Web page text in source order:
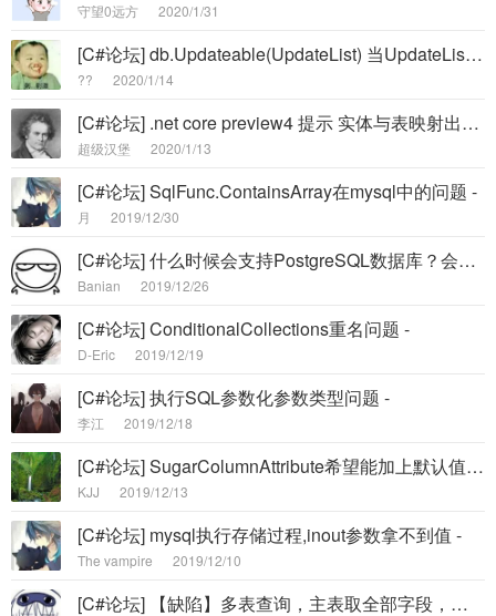
守望0远方 2020/1/31
[C#论坛] db.Updateable(UpdateList) 当UpdateList count=0 时抛出异常 -
?? 2020/1/14
[C#论坛] .net core preview4 提示 实体与表映射出错。Bad IL format -
超级汉堡 2020/1/13
[C#论坛] SqlFunc.ContainsArray在mysql中的问题 -
月 2019/12/30
[C#论坛] 什么时候会支持PostgreSQL数据库？会考虑吗 -
Banian 2019/12/26
[C#论坛] ConditionalCollections重名问题 -
D-Eric 2019/12/19
[C#论坛] 执行SQL参数化参数类型问题 -
李江 2019/12/18
[C#论坛] SugarColumnAttribute希望能加上默认值的属性，以便Code First初始化表时有默认值 -
KJJ 2019/12/13
[C#论坛] mysql执行存储过程,inout参数拿不到值 -
The vampire 2019/12/10
[C#论坛] 【缺陷】多表查询，主表取全部字段，子表取部分字段缺陷。 -